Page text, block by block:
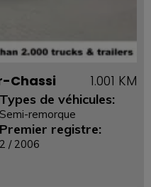
Chassi 1.001 KM
Types de véhicules:
Semi-remorque
Premier registre:
2 / 2006